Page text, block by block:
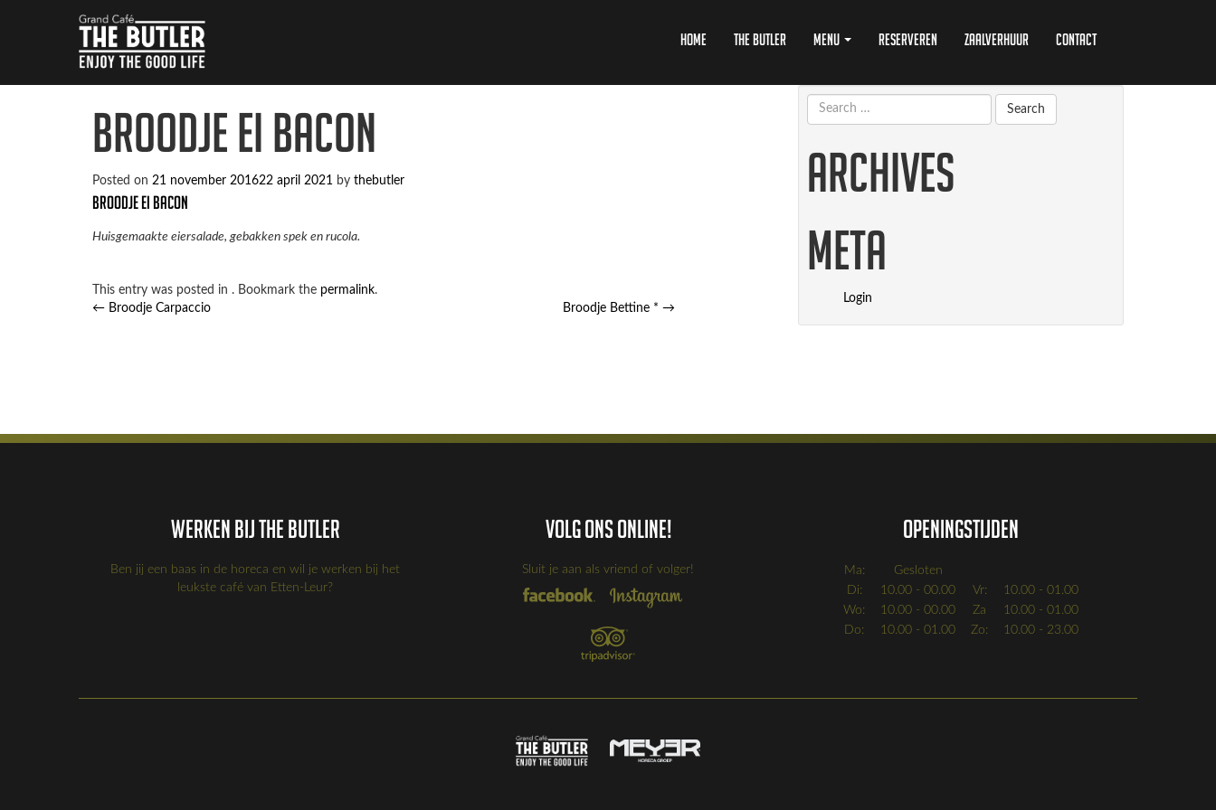
Home The Butler Menu Reserveren Zaalverhuur Contact
Broodje Ei Bacon
Posted on 21 november 201622 april 2021 by thebutler
Broodje Ei Bacon
Huisgemaakte eiersalade, gebakken spek en rucola.
This entry was posted in . Bookmark the permalink.
Post
← Broodje Carpaccio Broodje Bettine *→
Archives
Meta
Login
Werken bij the Butler
Ben jij een baas in de horeca en wil je werken bij het
leukste café van Etten-Leur?
Volg ons online!
Sluit je aan als vriend of volger!
Openingstijden
Ma:
Gesloten
Di:
10.00 - 00.00 Vr:
10.00 - 01.00
Wo:
10.00 - 00.00 Za
10.00 - 01.00
Do:
10.00 - 01.00 Zo: 10.00 - 23.00